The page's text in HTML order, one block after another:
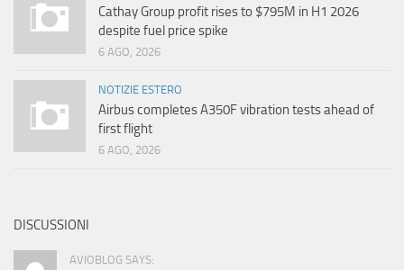
Cathay Group profit rises to $795M in H1 2026
despite fuel price spike
6 AGO, 2026
NOTIZIE ESTERO
Airbus completes A350F vibration tests ahead of
first flight
6 AGO, 2026
DISCUSSIONI
AVIOBLOG SAYS: